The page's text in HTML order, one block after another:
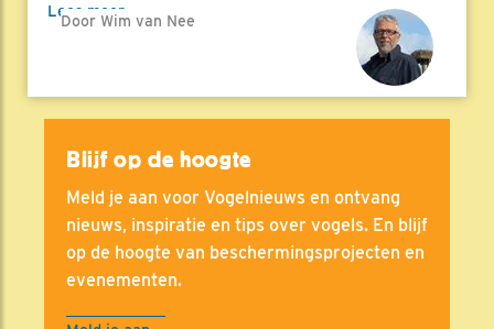
Lees meer
Door Wim van Nee
Blijf op de hoogte
Meld je aan voor Vogelnieuws en ontvang
nieuws, inspiratie en tips over vogels. En blijf
op de hoogte van beschermingsprojecten en
evenementen.